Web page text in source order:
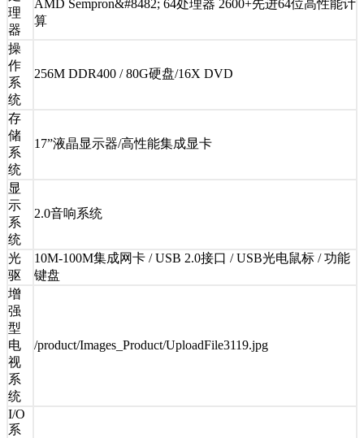
理
器
AMD Sempron&#8482; 64处理器 2600+先进64位高性能计
算
操
作
系
统
256M DDR400 / 80G硬盘/16X DVD
存
储
系
统
17”液晶显示器/高性能集成显卡
显
示
系
统
2.0音响系统
光
驱
10M-100M集成网卡 / USB 2.0接口 / USB光电鼠标 / 功能
键盘
增
强
型
电
视
系
统
/product/Images_Product/UploadFile3119.jpg
I/O
系